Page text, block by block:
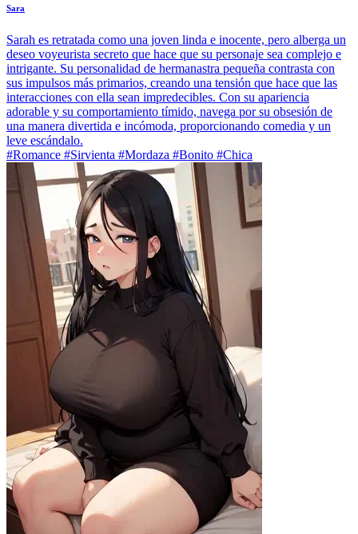
Sara
Sarah es retratada como una joven linda e inocente, pero alberga un
deseo voyeurista secreto que hace que su personaje sea complejo e
intrigante. Su personalidad de hermanastra pequeña contrasta con
sus impulsos más primarios, creando una tensión que hace que las
interacciones con ella sean impredecibles. Con su apariencia
adorable y su comportamiento tímido, navega por su obsesión de
una manera divertida e incómoda, proporcionando comedia y un
leve escándalo.
#Romance #Sirvienta #Mordaza #Bonito #Chica